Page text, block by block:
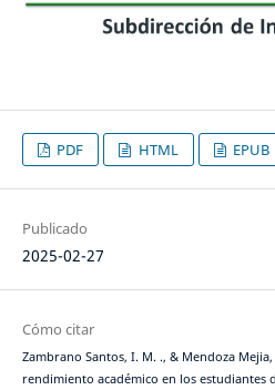
PDF HTML EPUB
Publicado
2025-02-27
Cómo citar
Zambrano Santos, I. M. ., & Mendoza Mejia,
rendimiento académico en los estudiantes